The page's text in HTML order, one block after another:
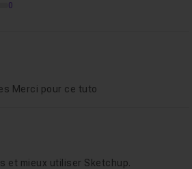
0
Merci pour ce tuto
et mieux utiliser Sketchup.